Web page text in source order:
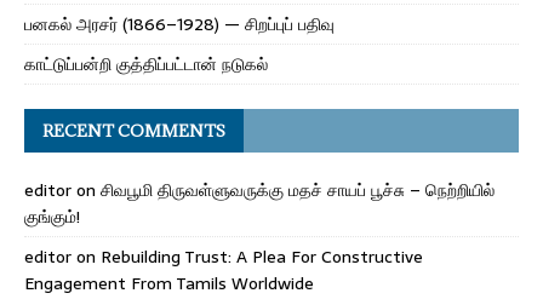
பனகல் அரசர் (1866–1928) — சிறப்புப் பதிவு
காட்டுப்பன்றி குத்திப்பட்டான் நடுகல்
RECENT COMMENTS
editoron சிவபூமி திருவள்ளுவருக்கு மதச் சாயப் பூச்சு – நெற்றியில்
குங்கும்!
editoron Rebuilding Trust: A Plea For Constructive
Engagement From Tamils Worldwide